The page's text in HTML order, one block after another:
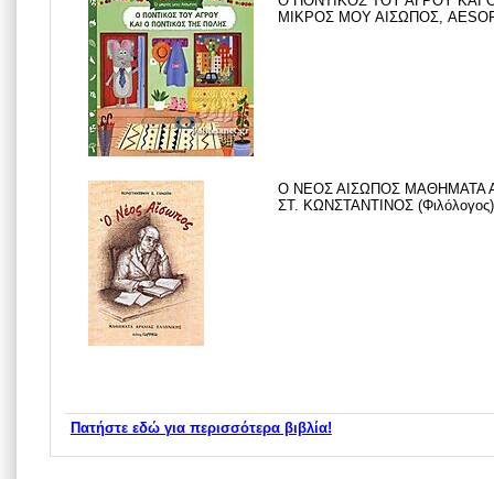
ΜΙΚΡΟΣ ΜΟΥ ΑΙΣΩΠΟΣ, AESOP,
Ο ΝΕΟΣ ΑΙΣΩΠΟΣ ΜΑΘΗΜΑΤΑ
ΣΤ. ΚΩΝΣΤΑΝΤΙΝΟΣ (Φιλόλογος),
Πατήστε εδώ για περισσότερα βιβλία!